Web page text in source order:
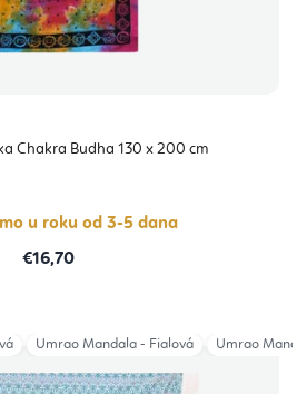
Chakra Budha 130 x 200 cm
u roku od 3-5 dana
€16,70
Umrao Mandala - Fialová Umrao